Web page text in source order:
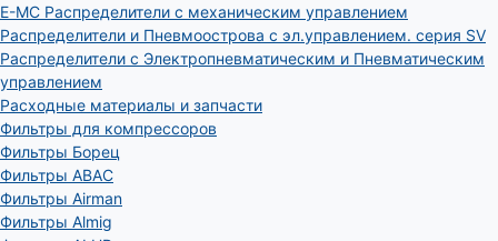
E-MC Распределители с механическим управлением
Распределители и Пневмоострова с эл.управлением. серия SV
Распределители с Электропневматическим и Пневматическим
управлением
Расходные материалы и запчасти
Фильтры для компрессоров
Фильтры Борец
Фильтры ABAC
Фильтры Airman
Фильтры Almig